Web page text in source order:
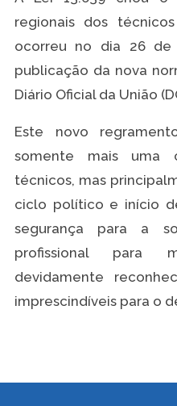
regionais dos
ocorreu no dia 26
publicação da nova
Diário Oficial da União
Este novo
somente mais uma
técnicos, mas
ciclo político e início
segurança para a
profissional para
devidamente
imprescindíveis para o